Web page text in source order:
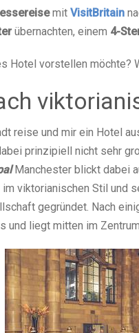
mit VisitBritain
übernachten, einem 4-
Hotel vorstellen möchte?
reise und mir ein Hotel
prinzipiell nicht sehr
Manchester blickt dabei
im viktorianischen Stil und
gegründet. Nach
und liegt mitten im